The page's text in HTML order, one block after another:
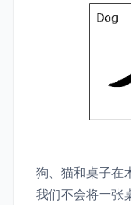
狗、猫和桌子在
我们不会将一张